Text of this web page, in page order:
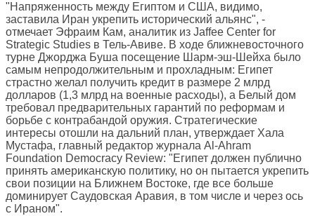
"Напряженность между Египтом и США, видимо,
заставила Иран укрепить исторический альянс", -
отмечает Эфраим Кам, аналитик из Jaffee Center for
Strategic Studies в Тель-Авиве. В ходе ближневосточного
турне Джорджа Буша посещение Шарм-эш-Шейха было
самым непродолжительным и прохладным: Египет
страстно желал получить кредит в размере 2 млрд
долларов (1,3 млрд на военные расходы), а Белый дом
требовал предварительных гарантий по реформам и
борьбе с контрабандой оружия. Стратегические
интересы отошли на дальний план, утверждает Хала
Мустафа, главный редактор журнала Al-Ahram
Foundation Democracy Review: "Египет должен публично
принять американскую политику, но он пытается укрепить
свои позиции на Ближнем Востоке, где все больше
доминирует Саудовская Аравия, в том числе и через ось
с Ираном".